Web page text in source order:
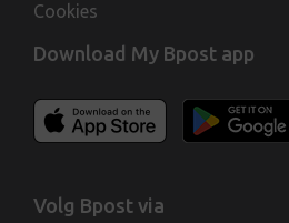
Cookies
Download My Bpost app
Volg Bpost via